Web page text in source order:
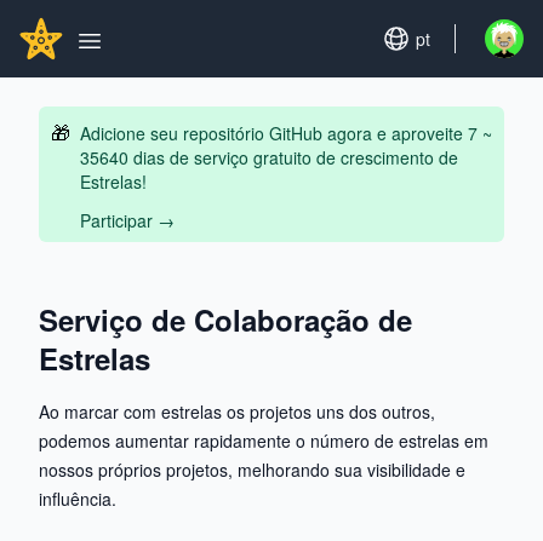
GITHUBSTAR
Open main menu
Set language
pt Open
🎁 Adicione seu repositório GitHub agora e aproveite 7 ~
35640 dias de serviço gratuito de crescimento de
Estrelas!
Participar →
Serviço de Colaboração de
Estrelas
Ao marcar com estrelas os projetos uns dos outros,
podemos aumentar rapidamente o número de estrelas em
nossos próprios projetos, melhorando sua visibilidade e
influência.